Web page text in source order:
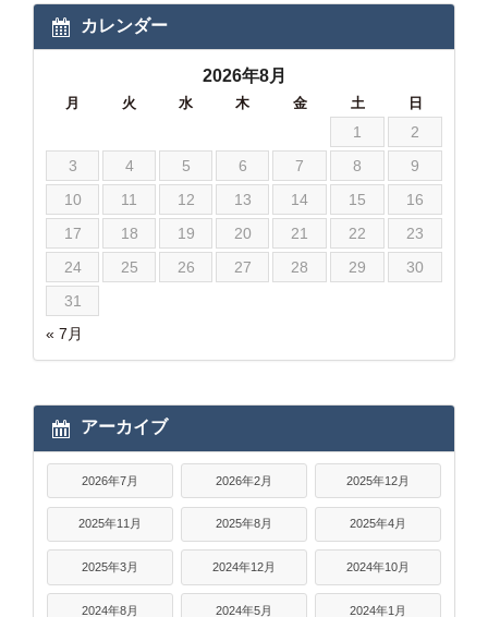
カレンダー
2026年8月
月 火 水 木 金 土 日
« 7月
1
2
3
4 5 6 7 8
9
10
11 12 13 14 15
16
17
18 19 20 21 22
23
24
25 26 27 28 29
30
31
アーカイブ
2026年7月 2026年2月 2025年12月
2025年11月 2025年8月 2025年4月
2025年3月 2024年12月 2024年10月
2024年8月 2024年5月 2024年1月